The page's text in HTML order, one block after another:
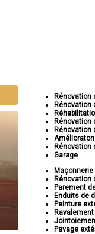
Rénovation
Rénovation
Rénovation
Rénovation
Rénovation
Garage
Maçonnerie
Rénovation
Parement
Enduits de
Peinture
Pavage